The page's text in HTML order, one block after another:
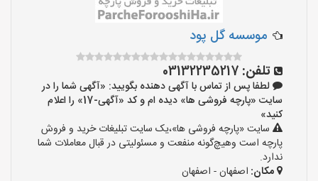
موسسه گل پود
تلفن: 03132235217
لطفا پس از تماس با آگهی دهنده بگویید: «آگهی شما را در
سایت «پارچه فروشی ها» دیده ام و کد «آگهی-17» را اعلام
کنید»
سایت «پارچه فروشی ها»،یک سایت تبلیغات خرید و فروش
پارچه است وهیچ‌گونه منفعت و مسئولیتی در قبال معاملات شما
ندارد.
مکان: اصفهان - اصفهان